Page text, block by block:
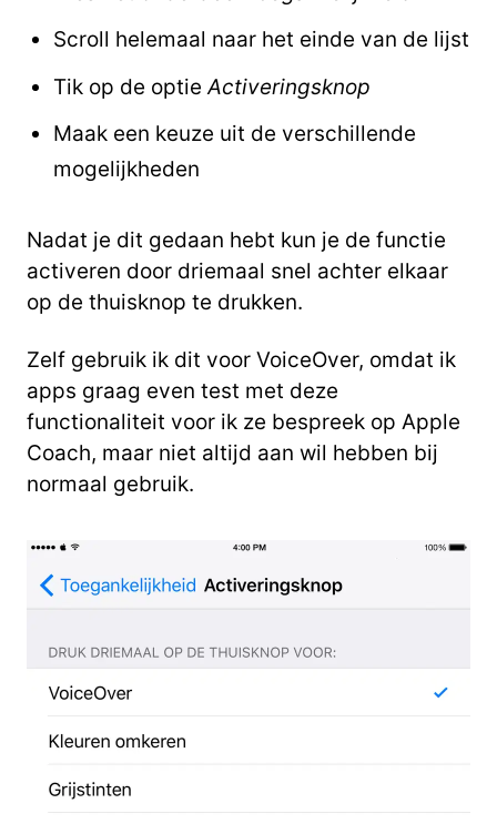
Scroll helemaal naar het einde van de lijst
Tik op de optieActiveringsknop
Maak een keuze uit de verschillende
mogelijkheden
Nadat je dit gedaan hebt kun je de functie
activeren door driemaal snel achter elkaar
op de thuisknop te drukken.
Zelf gebruik ik dit voor VoiceOver, omdat ik
apps graag even test met deze
functionaliteit voor ik ze bespreek op Apple
Coach, maar niet altijd aan wil hebben bij
normaal gebruik.